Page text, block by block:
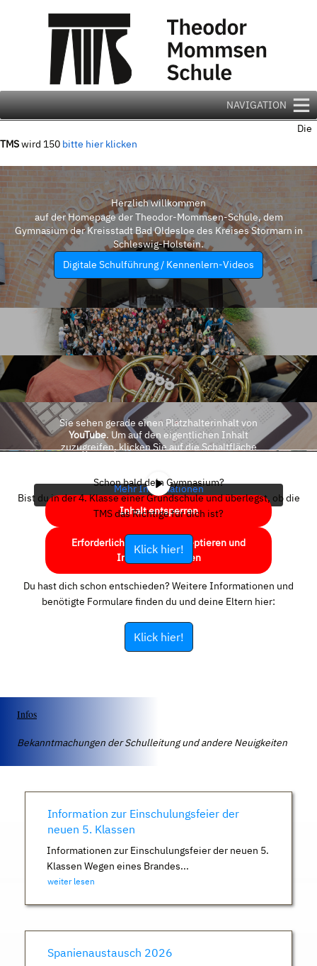
NAVIGATION
Die
TMSwird 150 bitte hier klicken
Herzlich willkommen
auf der Homepage der Theodor-Mommsen-Schule, dem
Gymnasium der Kreisstadt Bad Oldesloe des Kreises Stormarn in
Schleswig-Holstein.
Digitale Schulführung / Kennenlern-Videos
Sie sehen gerade einen Platzhalterinhalt von
YouTube. Um auf den eigentlichen Inhalt
zuzugreifen, klicken Sie auf die Schaltfläche
Mehr Informationen
Inhalt entsperren
Erforderlichen Service akzeptieren und
Inhalte entsperren
Schon bald dein Gymnasium?
Bist du in der 4. Klasse einer Grundschule und überlegst, ob die
TMS das Richtige für dich ist?
Klick hier!
Du hast dich schon entschieden? Weitere Informationen und
benötigte Formulare finden du und deine Eltern hier:
Klick hier!
Infos
Bekanntmachungen der Schulleitung und andere Neuigkeiten
Information zur Einschulungsfeier der
neuen 5. Klassen
Informationen zur Einschulungsfeier der neuen 5.
Klassen Wegen eines Brandes...
weiter lesen
Spanienaustausch 2026